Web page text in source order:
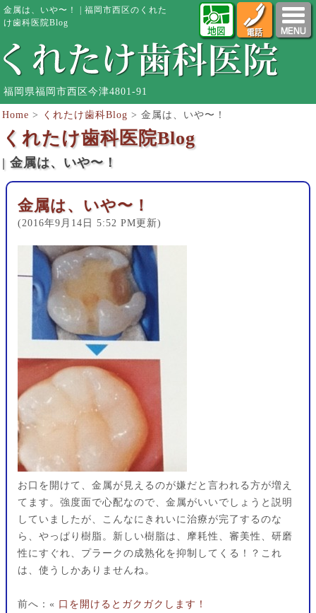
金属は、いや〜！ | 福岡市西区のくれた
け歯科医院Blog
福岡県福岡市西区今津4801-91
Home > くれたけ歯科Blog > 金属は、いや〜！
くれたけ歯科医院Blog
| 金属は、いや〜！
金属は、いや〜！
(2016年9月14日 5:52 PM更新)
お口を開けて、金属が見えるのが嫌だと言われる方が増え
てます。強度面で心配なので、金属がいいでしょうと説明
していましたが、こんなにきれいに治療が完了するのな
ら、やっぱり樹脂。新しい樹脂は、摩耗性、審美性、研磨
性にすぐれ、プラークの成熟化を抑制してくる！？これ
は、使うしかありませんね。
前へ：« 口を開けるとガクガクします！